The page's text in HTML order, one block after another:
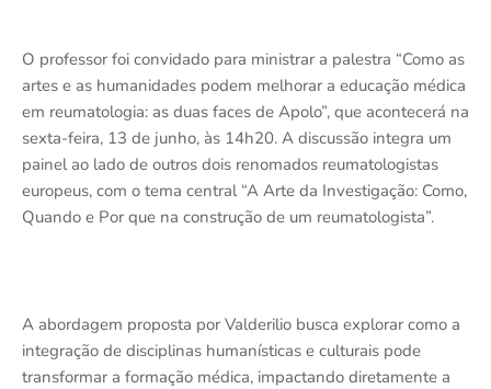
O professor foi convidado para ministrar a palestra “Como as
artes e as humanidades podem melhorar a educação médica
em reumatologia: as duas faces de Apolo”, que acontecerá na
sexta-feira, 13 de junho, às 14h20. A discussão integra um
painel ao lado de outros dois renomados reumatologistas
europeus, com o tema central “A Arte da Investigação: Como,
Quando e Por que na construção de um reumatologista”.
A abordagem proposta por Valderilio busca explorar como a
integração de disciplinas humanísticas e culturais pode
transformar a formação médica, impactando diretamente a